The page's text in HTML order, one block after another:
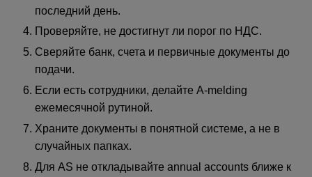
последний день.
Проверяйте, не достигнут ли порог по НДС.
Сверяйте банк, счета и первичные документы до
подачи.
Если есть сотрудники, делайте A-melding
ежемесячной рутиной.
Храните документы в понятной системе, а не в
случайных папках.
Для AS не откладывайте annual accounts ближе к